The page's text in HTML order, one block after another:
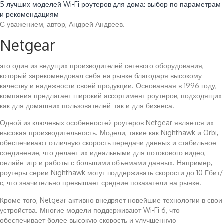
5 лучших моделей Wi-Fi роутеров для дома: выбор по параметрам
и рекомендациям
С уважением, автор, Андрей Андреев.
Netgear
это один из ведущих производителей сетевого оборудования,
который зарекомендовал себя на рынке благодаря высокому
качеству и надежности своей продукции. Основанная в 1996 году,
компания предлагает широкий ассортимент роутеров, подходящих
как для домашних пользователей, так и для бизнеса.
Одной из ключевых особенностей роутеров Netgear является их
высокая производительность. Модели, такие как Nighthawk и Orbi,
обеспечивают отличную скорость передачи данных и стабильное
соединение, что делает их идеальными для потокового видео,
онлайн-игр и работы с большими объемами данных. Например,
роутеры серии Nighthawk могут поддерживать скорости до 10 Гбит/
с, что значительно превышает средние показатели на рынке.
Кроме того, Netgear активно внедряет новейшие технологии в свои
устройства. Многие модели поддерживают Wi-Fi 6, что
обеспечивает более высокую скорость и улучшенную